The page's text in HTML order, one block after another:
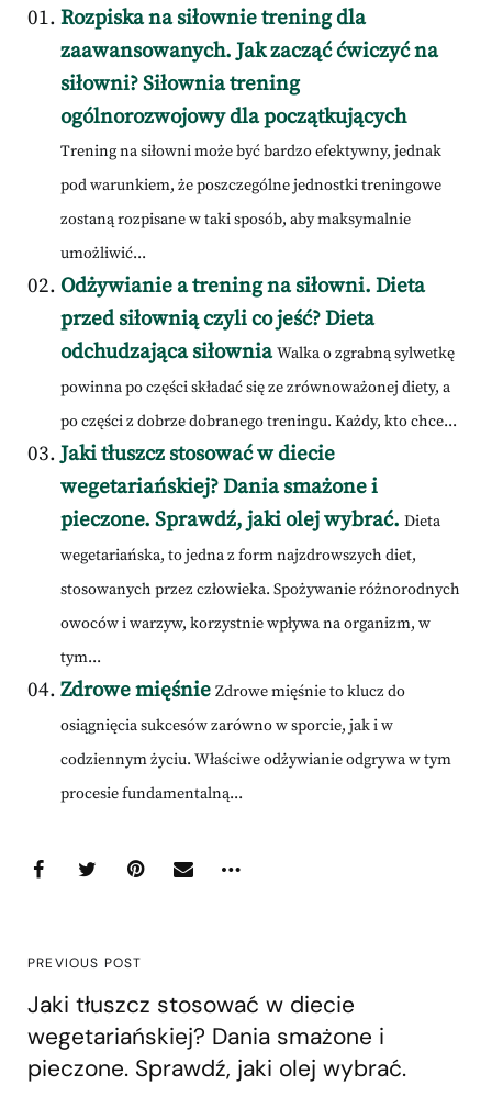
Rozpiska na siłownie trening dla
zaawansowanych. Jak zacząć ćwiczyć na
siłowni? Siłownia trening
ogólnorozwojowy dla początkujących
Trening na siłowni może być bardzo efektywny, jednak
pod warunkiem, że poszczególne jednostki treningowe
zostaną rozpisane w taki sposób, aby maksymalnie
umożliwić...
Odżywianie a trening na siłowni. Dieta
przed siłownią czyli co jeść? Dieta
odchudzająca siłownia Walka o zgrabną sylwetkę
powinna po części składać się ze zrównoważonej diety, a
po części z dobrze dobranego treningu. Każdy, kto chce...
Jaki tłuszcz stosować w diecie
wegetariańskiej? Dania smażone i
pieczone. Sprawdź, jaki olej wybrać. Dieta
wegetariańska, to jedna z form najzdrowszych diet,
stosowanych przez człowieka. Spożywanie różnorodnych
owoców i warzyw, korzystnie wpływa na organizm, w
tym...
Zdrowe mięśnie Zdrowe mięśnie to klucz do
osiągnięcia sukcesów zarówno w sporcie, jak i w
codziennym życiu. Właściwe odżywianie odgrywa w tym
procesie fundamentalną...
PREVIOUS POST
Jaki tłuszcz stosować w diecie
wegetariańskiej? Dania smażone i
pieczone. Sprawdź, jaki olej wybrać.